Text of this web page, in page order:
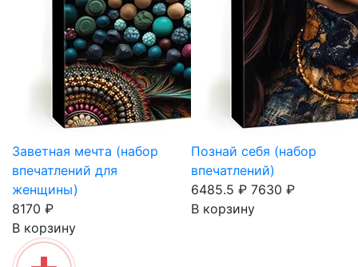
Заветная мечта (набор
впечатлений для
женщины)
8170 ₽
В корзину
Познай себя (набор
впечатлений)
6485.5 ₽ 7630 ₽
В корзину